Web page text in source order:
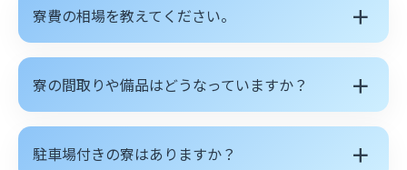
寮費の相場を教えてください。 ＋
寮の間取りや備品はどうなっていますか？ ＋
駐車場付きの寮はありますか？ ＋